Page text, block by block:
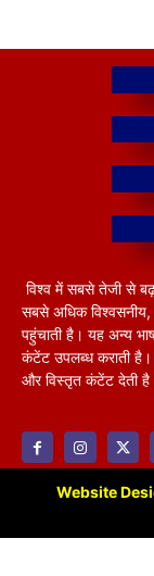
विश्व में सबसे तेजी से
सबसे अधिक विश्वसनीय,
पहुंचाती है। यह अन्य
कंटेंट उपलब्ध कराती है।
और विस्तृत कंटेंट देती
Website